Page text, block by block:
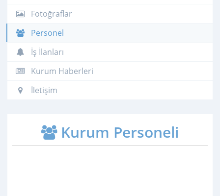
Fotoğraflar
Personel
İş İlanları
Kurum Haberleri
İletişim
Kurum Personeli